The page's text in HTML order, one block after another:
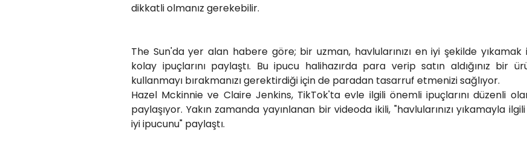
dikkatli olmanız gerekebilir.
The Sun'da yer alan habere göre; bir uzman, havlularınızı en iyi şekilde yıkamak
kolay ipuçlarını paylaştı. Bu ipucu halihazırda para verip satın aldığınız bir
kullanmayı bırakmanızı gerektirdiği için de paradan tasarruf etmenizi sağlıyor.
Hazel Mckinnie ve Claire Jenkins, TikTok'ta evle ilgili önemli ipuçlarını düzenli
paylaşıyor. Yakın zamanda yayınlanan bir videoda ikili, "havlularınızı yıkamayla
iyi ipucunu" paylaştı.